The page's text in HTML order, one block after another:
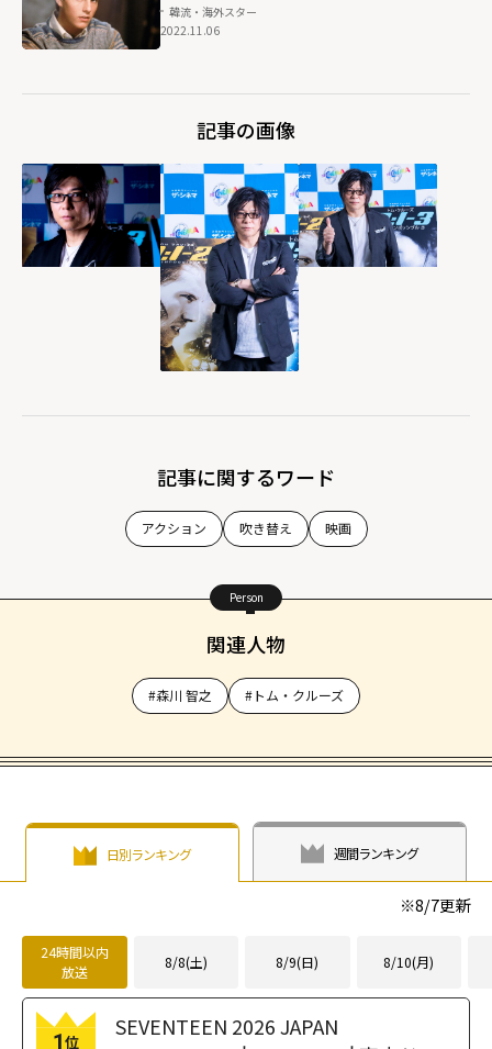
韓流・海外スター
2022.11.06
記事の画像
記事に関するワード
アクション 吹き替え 映画
Person
関連人物
#森川 智之 #トム・クルーズ
日別ランキング 週間ランキング
※8/7更新
24時間以内
放送
8/8(土) 8/9(日) 8/10(月)
1位
SEVENTEEN 2026 JAPAN